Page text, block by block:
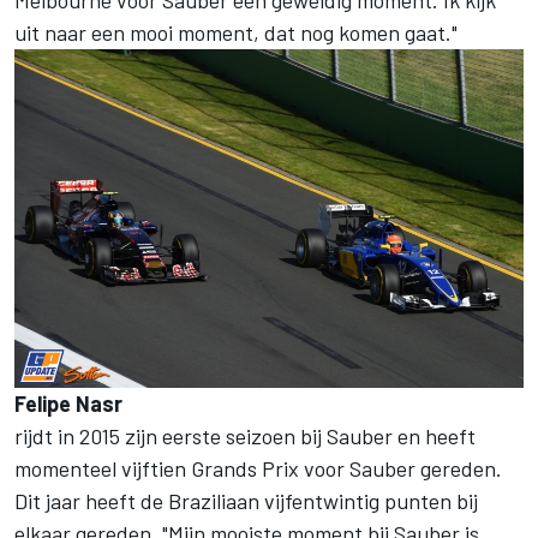
uit naar een mooi moment, dat nog komen gaat."
Felipe Nasr
rijdt in 2015 zijn eerste seizoen bij Sauber en heeft
momenteel vijftien Grands Prix voor Sauber gereden.
Dit jaar heeft de Braziliaan vijfentwintig punten bij
elkaar gereden. "Mijn mooiste moment bij Sauber is